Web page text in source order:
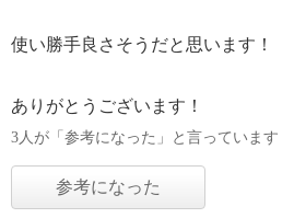
使い勝手良さそうだと思います！
ありがとうございます！
3人が「参考になった」と言っています
参考になった